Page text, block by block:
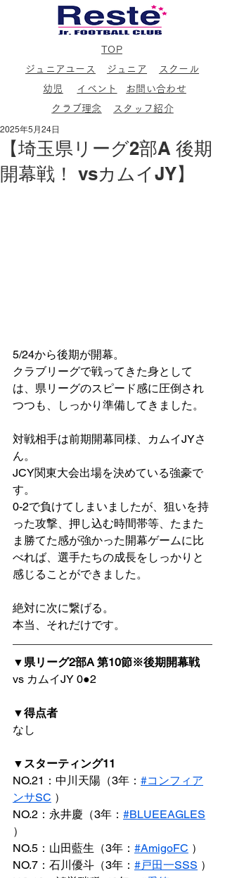
TOP
ジュニアユース
ジュニア
スクール
幼児
イベント
お問い合わせ
クラブ理念
スタッフ紹介
【埼玉県リーグ2部A 後期
開幕戦！ vsカムイJY】
2025年5月24日
5/24から後期が開幕。
クラブリーグで戦ってきた身として
は、県リーグのスピード感に圧倒され
つつも、しっかり準備してきました。
対戦相手は前期開幕同様、カムイJYさ
ん。
JCY関東大会出場を決めている強豪で
す。
0-2で負けてしまいましたが、狙いを持
った攻撃、押し込む時間帯等、たまた
ま勝てた感が強かった開幕ゲームに比
べれば、選手たちの成長をしっかりと
感じることができました。
絶対に次に繋げる。
本当、それだけです。
▼県リーグ2部A 第10節※後期開幕戦
vs カムイJY 0●2
▼得点者
なし
▼スターティング11
NO.21：中川天陽（3年： #コンフィア
ンサSC ）
NO.2：永井慶（3年： #BLUEEAGLES
）
NO.5：山田藍生（3年： #AmigoFC ）
NO.7：石川優斗（3年： #戸田一SSS ）